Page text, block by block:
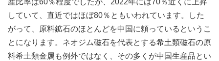
産比率は60％程度でしたが、2022年には70％近くに上昇
していて、直近ではほぼ80％ともいわれています。した
がって、原料鉱石のほとんどを中国に頼っているというこ
とになります。ネオジム磁石を代表とする希土類磁石の原
料希土類金属も例外ではなく、その多くが中国生産品とい